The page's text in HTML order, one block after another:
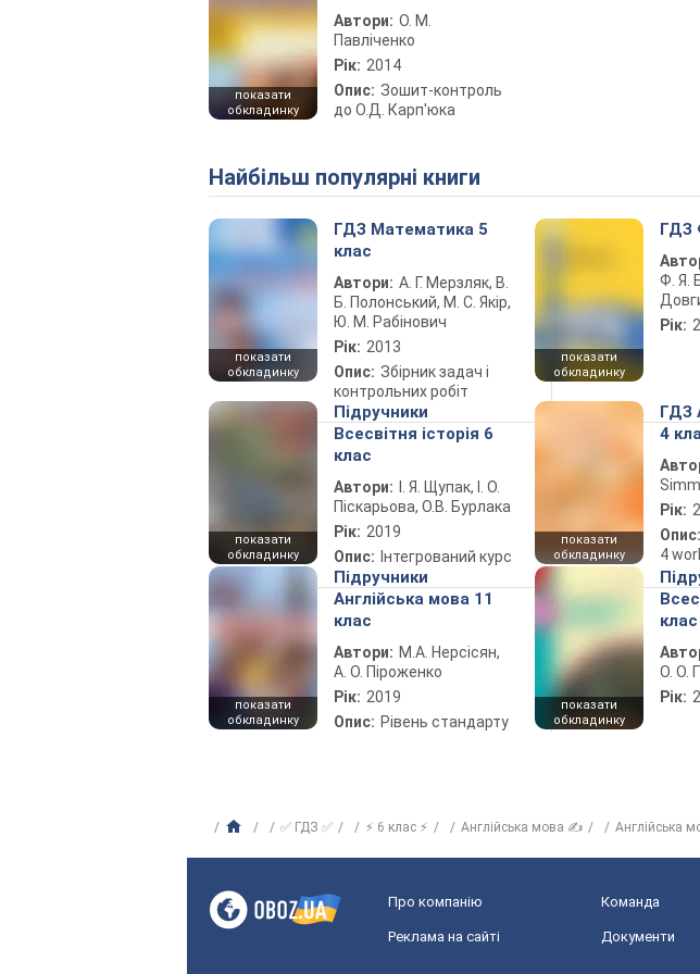
показати
обкладинку
Автори: О. М.
Павліченко
Рік: 2014
Опис: Зошит-контроль
до О.Д. Карп'юка
Найбільш популярні книги
показати
обкладинку
ГДЗ Математика 5
клас
Автори: А. Г. Мерзляк, В.
Б. Полонський, М. С. Якір,
Ю. М. Рабінович
Рік: 2013
Опис: Збірник задач і
контрольних робіт
показати
обкладинку
ГДЗ
Ф. Я.
Рік:
показати
обкладинку
Підручники
Всесвітня історія 6
клас
Автори:
І. Я. Щупак, І. О.
Піскарьова, О.В. Бурлака
Рік: 2019
Опис: Інтегрований курс
показати
обкладинку
ГДЗ
4
Рік:
Опис:
4
показати
обкладинку
Підручники
Англійська мова 11
клас
Автори: М.А. Нерсісян,
А. О. Піроженко
Рік: 2019
Опис: Рівень стандарту
показати
обкладинку
клас
О. О.
Рік:
✅ ГДЗ ✅ ⚡ 6 клас ⚡ Англійська мова ✍ Англійська
Про компанію Команда
Реклама на сайті Документи